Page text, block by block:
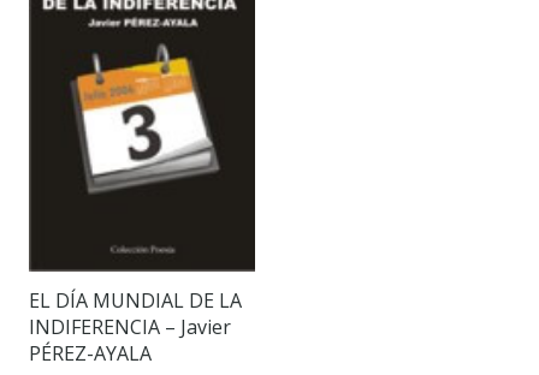
EL DÍA MUNDIAL DE LA
INDIFERENCIA – Javier
PÉREZ-AYALA